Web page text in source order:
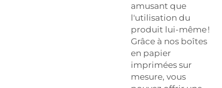
amusant que
l'utilisation du
produit lui-même !
Grâce à nos boîtes
en papier
imprimées sur
mesure, vous